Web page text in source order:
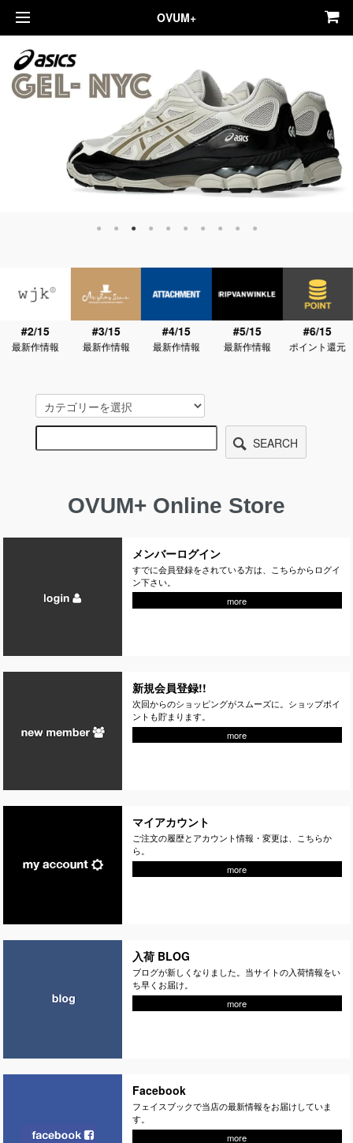
OVUM+
#2/15
最新作情報
#3/15
最新作情報
#4/15
最新作情報
#5/15
最新作情報
#6/15
ポイント還元
SEARCH
OVUM+ Online Store
メンバーログイン
すでに会員登録をされている方は、こちらからログイ
ン下さい。
more
新規会員登録!!
次回からのショッピングがスムーズに。ショップポイ
ントも貯まります。
more
マイアカウント
ご注文の履歴とアカウント情報・変更は、こちらか
ら。
more
入荷 BLOG
ブログが新しくなりました。当サイトの入荷情報をい
ち早くお届け。
more
Facebook
フェイスブックで当店の最新情報をお届けしていま
す。
more